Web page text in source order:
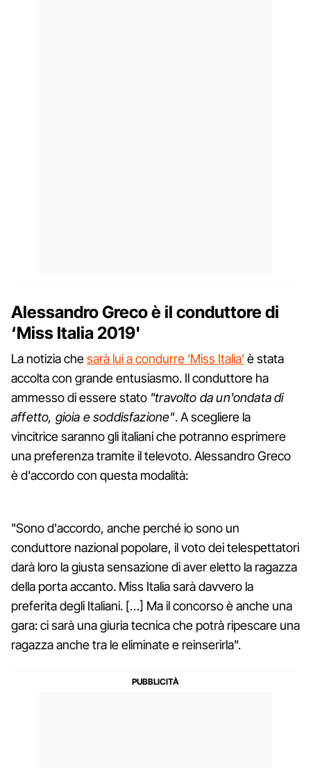
Alessandro Greco è il conduttore di
‘Miss Italia 2019'
La notizia chesarà lui a condurre ‘Miss Italia' è stata
accolta con grande entusiasmo. Il conduttore ha
ammesso di essere stato "travolto da un'ondata di
affetto, gioia e soddisfazione". A scegliere la
vincitrice saranno gli italiani che potranno esprimere
una preferenza tramite il televoto. Alessandro Greco
è d'accordo con questa modalità:
"Sono d'accordo, anche perché io sono un
conduttore nazional popolare, il voto dei telespettatori
darà loro la giusta sensazione di aver eletto la ragazza
della porta accanto. Miss Italia sarà davvero la
preferita degli Italiani. […] Ma il concorso è anche una
gara: ci sarà una giuria tecnica che potrà ripescare una
ragazza anche tra le eliminate e reinserirla".